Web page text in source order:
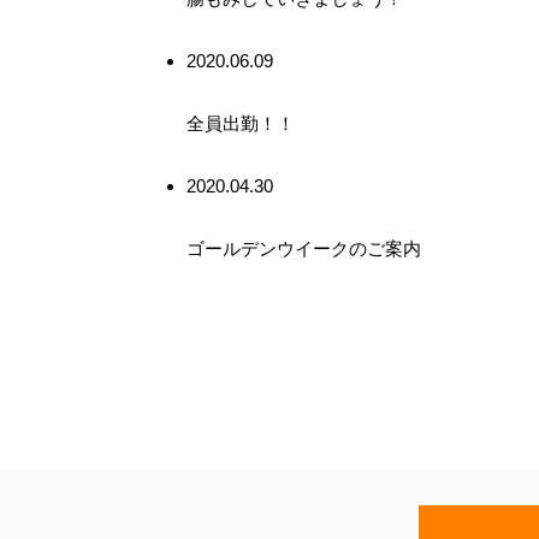
2020.06.09
全員出勤！！
2020.04.30
ゴールデンウイークのご案内